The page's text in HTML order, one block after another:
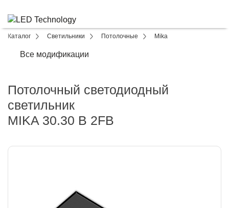
Каталог Светильники Потолочные Mika
Все модификации
Потолочный светодиодный
светильник
MIKA 30.30 B 2FB